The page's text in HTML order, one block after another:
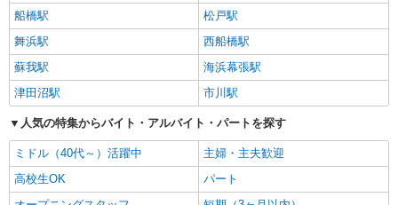
船橋駅
松戸駅
舞浜駅
西船橋駅
蘇我駅
海浜幕張駅
津田沼駅
市川駅
人気の特集からバイト・アルバイト・パートを探す
ミドル（40代～）活躍中
主婦・主夫歓迎
高校生OK
パート